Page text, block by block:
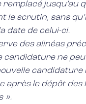
jusqu’au
le scrutin, sans
date de celui-ci.
des alinéas
candidature ne
candidature
après le dépôt des
».